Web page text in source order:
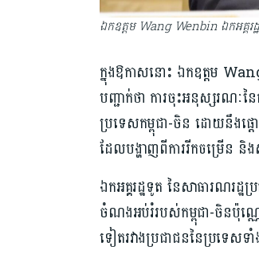
ឯកឧត្តម Wang Wenbin ឯកអគ្គរដ្
ក្នុង​ឱកាស​នោះ ឯកឧត្តម
បញ្ជាក់ថា ការចុះអនុស្សរណៈន
ប្រទេសកម្ពុជា-ចិន ដោយនឹងផ្
ដែល​បង្ហាញពីការរីកចម្រើន និ
ឯកអគ្គរដ្ឋទូត នៃសាធារណរដ្
ចំណងអប់រំរបស់កម្ពុជា-ចិនប៉ុណ្ណ
ទៀតរវាងប្រជាជននៃប្រទេសទ